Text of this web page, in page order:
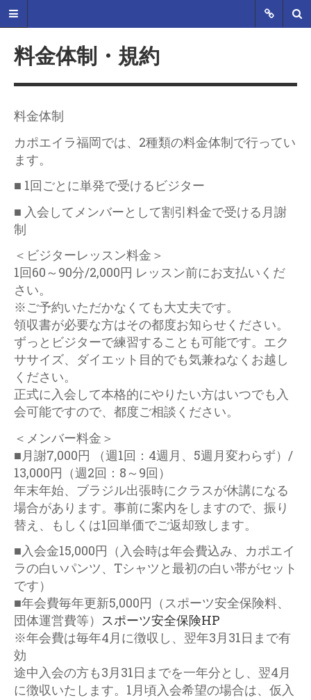
SAMURAI CAPOEIRA
福岡エリアのカポエイラグループ、
Mestre Samurai によるカポエイラ福
岡教室オフィシャルサイトです。
ラ教室を立ち上げました。 ただいま
新規仲間を募集中です。体を動かす
のが好きな人、格闘技に興味があ
る、キレイな体を手に入れたい、音
く目立ちたい！…など！一度体験し
てみて下さい。
MENU
カポエイラ福岡
クラス情報
レッスンスケジュール
お問い合わせ
指導者紹介
技動画ページ
昇級・帯のシステム
料金体制・規約
オフィシャルHP
代表Youtube動画チャンネル
サムライカポエイラ広島
サムライ カポエイラ山口
オフィシャルFACEBOOKページ
Samurai Capoeira
最近の投稿
第6回福岡昇段式
第6回川崎昇段式
2026年4月3日
料金体制・規約
料金体制
カポエイラ福岡では、2種類の料金体制で行ってい
ます。
■ 1回ごとに単発で受けるビジター
■ 入会してメンバーとして割引料金で受ける月謝
制
＜ビジターレッスン料金＞
1回60～90分/2,000円 レッスン前にお支払いくだ
さい。
※ご予約いただかなくても大丈夫です。
領収書が必要な方はその都度お知らせください。
ずっとビジターで練習することも可能です。エク
ササイズ、ダイエット目的でも気兼ねなくお越し
ください。
正式に入会して本格的にやりたい方はいつでも入
会可能ですので、都度ご相談ください。
＜メンバー料金＞
■月謝7,000円 （週1回：4週月、5週月変わらず）/
13,000円（週2回：8～9回）
年末年始、ブラジル出張時にクラスが休講になる
場合があります。事前に案内をしますので、振り
替え、もしくは1回単価でご返却致します。
■入会金15,000円（入会時は年会費込み、カポエイ
ラの白いパンツ、Tシャツと最初の白い帯がセット
です）
■年会費毎年更新5,000円（スポーツ安全保険料、
団体運営費等） スポーツ安全保険HP
※年会費は毎年4月に徴収し、翌年3月31日まで有
効
途中入会の方も3月31日までを一年分とし、翌4月
に徴収いたします。1月頃入会希望の場合は、仮入